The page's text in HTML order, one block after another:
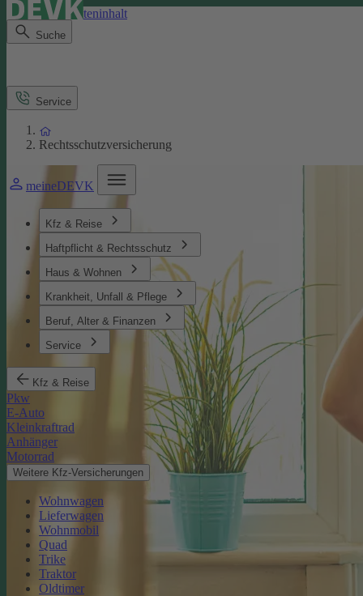
Direkt zum Seiteninhalt
Suche
meineDEVK
Kfz & Reise
Haftpflicht & Rechtsschutz
Haus & Wohnen
Krankheit, Unfall & Pflege
Beruf, Alter & Finanzen
Service
Kfz & Reise
Pkw
E-Auto
Kleinkraftrad
Anhänger
Motorrad
Weitere Kfz-Versicherungen
Wohnwagen
Lieferwagen
Wohnmobil
Quad
Trike
Traktor
Oldtimer
Service
Rechtsschutzversicherung